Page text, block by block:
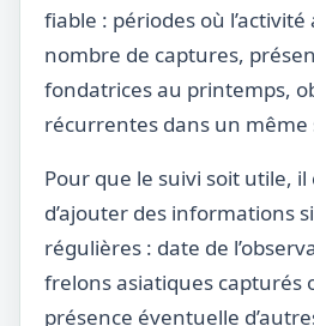
fiable : périodes où
nombre de captures,
fondatrices au printemps,
récurrentes dans un même
Pour que le suivi soit utile,
d’ajouter des informations
régulières : date de
frelons asiatiques capturés
présence éventuelle